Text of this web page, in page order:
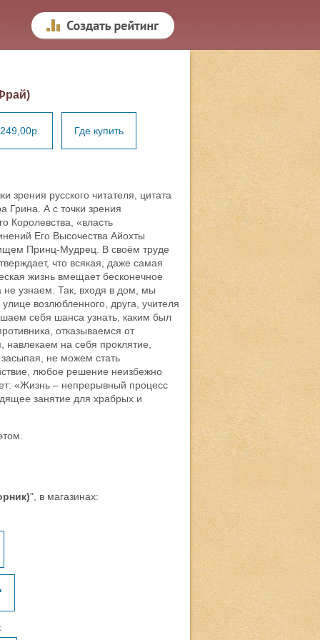
Где купить
зрения русского читателя, цитата
Грина. А с точки зрения
Королевства, «власть
Его Высочества Айохты
Принц-Мудрец. В своём труде
что всякая, даже самая
жизнь вмещает бесконечное
не узнаем. Так, входя в дом, мы
возлюбленного, друга, учителя
себя шанса узнать, каким был
отказываемся от
на себя проклятие,
не можем стать
любое решение неизбежно
«Жизнь – непрерывный процесс
занятие для храбрых и
", в магазинах: